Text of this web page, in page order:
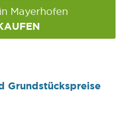
Mayerhofen
Grundstückspreise